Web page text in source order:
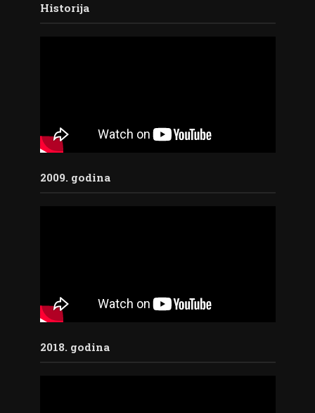
Historija
2009. godina
2018. godina